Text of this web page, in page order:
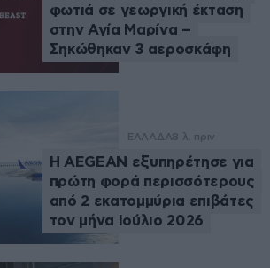
φωτιά σε γεωργική έκταση
στην Αγία Μαρίνα –
Σηκώθηκαν 3 αεροσκάφη
ΕΛΛΑΔΑ8 λ. πριν
Η AEGEAN εξυπηρέτησε για
πρώτη φορά περισσότερους
από 2 εκατομμύρια επιβάτες
τον μήνα Ιούλιο 2026